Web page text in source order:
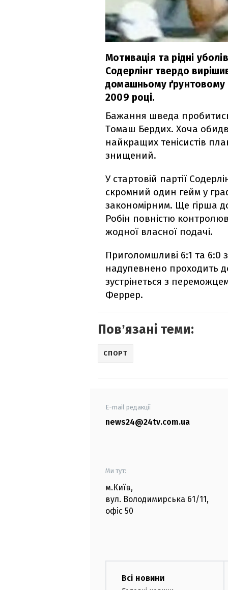
Мотивація та рідні
Содерлінг твердо
домашньому ґрунтовому
2009 році.
Бажання шведа
Томаш Бердих. Хоча
найкращих тенісистів
знищений.
У стартовій партії
скромний один гейм у
закономірним. Ще гірша
Робін повністю
жодної власної подачі.
Приголомшливі 6:1 та 6:0
надупевнено проходить
зустрінеться з
Феррер.
Повʼязані теми:
СПОРТ
E-mail редакції
news24@24tv.com.ua
Ми тут:
м.Київ,
вул. Володимирська 61/11,
офіс 50
Всі новини